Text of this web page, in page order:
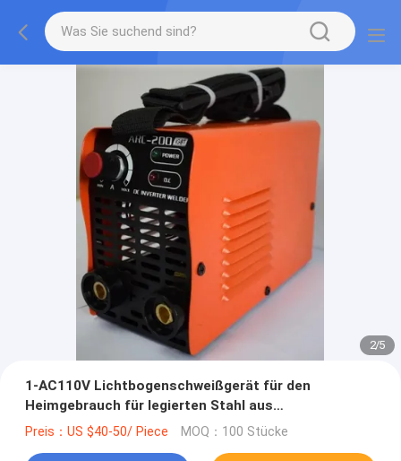
2/5
1-AC110V Lichtbogenschweißgerät für den
Heimgebrauch für legierten Stahl aus
Kohlenstoffstahl
Preis：US $40-50/ Piece MOQ：100 Stücke